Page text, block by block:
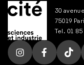
30
75019
Tel. 01
Suivez nous sur
Suivez